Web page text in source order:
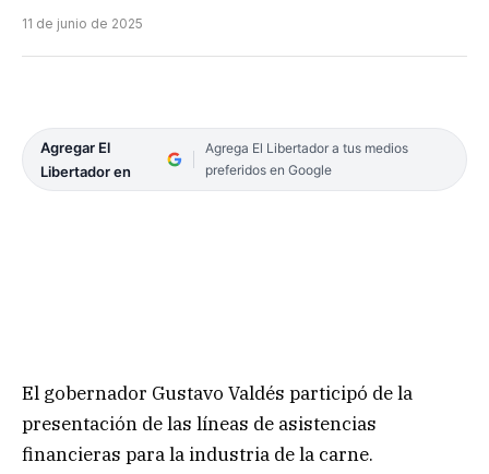
11 de junio de 2025
Agregar El
Libertador en
Agrega El Libertador a tus medios
preferidos en Google
El gobernador Gustavo Valdés participó de la
presentación de las líneas de asistencias
financieras para la industria de la carne.